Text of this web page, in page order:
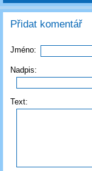
Přidat komentář
Jméno:
Nadpis:
Text: